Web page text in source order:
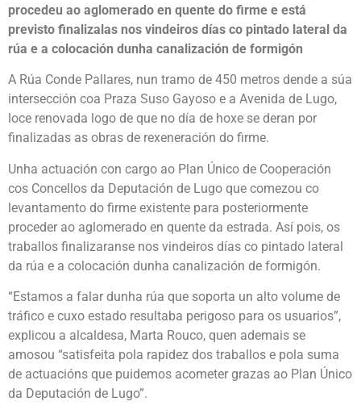
procedeu ao aglomerado en quente do firme e está
previsto finalizalas nos vindeiros días co pintado lateral da
rúa e a colocación dunha canalización de formigón
A Rúa Conde Pallares, nun tramo de 450 metros dende a súa
intersección coa Praza Suso Gayoso e a Avenida de Lugo,
loce renovada logo de que no día de hoxe se deran por
finalizadas as obras de rexeneración do firme.
Unha actuación con cargo ao Plan Único de Cooperación
cos Concellos da Deputación de Lugo que comezou co
levantamento do firme existente para posteriormente
proceder ao aglomerado en quente da estrada. Así pois, os
traballos finalizaranse nos vindeiros días co pintado lateral
da rúa e a colocación dunha canalización de formigón.
“Estamos a falar dunha rúa que soporta un alto volume de
tráfico e cuxo estado resultaba perigoso para os usuarios”,
explicou a alcaldesa, Marta Rouco, quen ademais se
amosou “satisfeita pola rapidez dos traballos e pola suma
de actuacións que puidemos acometer grazas ao Plan Único
da Deputación de Lugo”.